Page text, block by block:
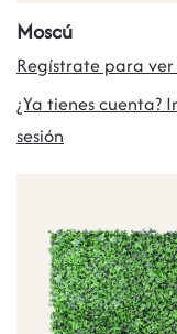
Moscú
Regístrate para
¿Ya tienes cuenta?
sesión